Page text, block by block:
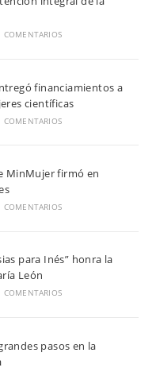
COMENTARIOS
financiamientos a
científicas
COMENTARIOS
MinMujer firmó en
COMENTARIOS
para Inés” honra la
León
COMENTARIOS
pasos en la